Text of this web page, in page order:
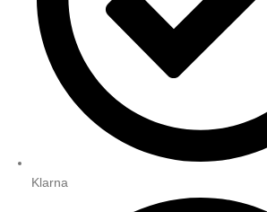
Klarna